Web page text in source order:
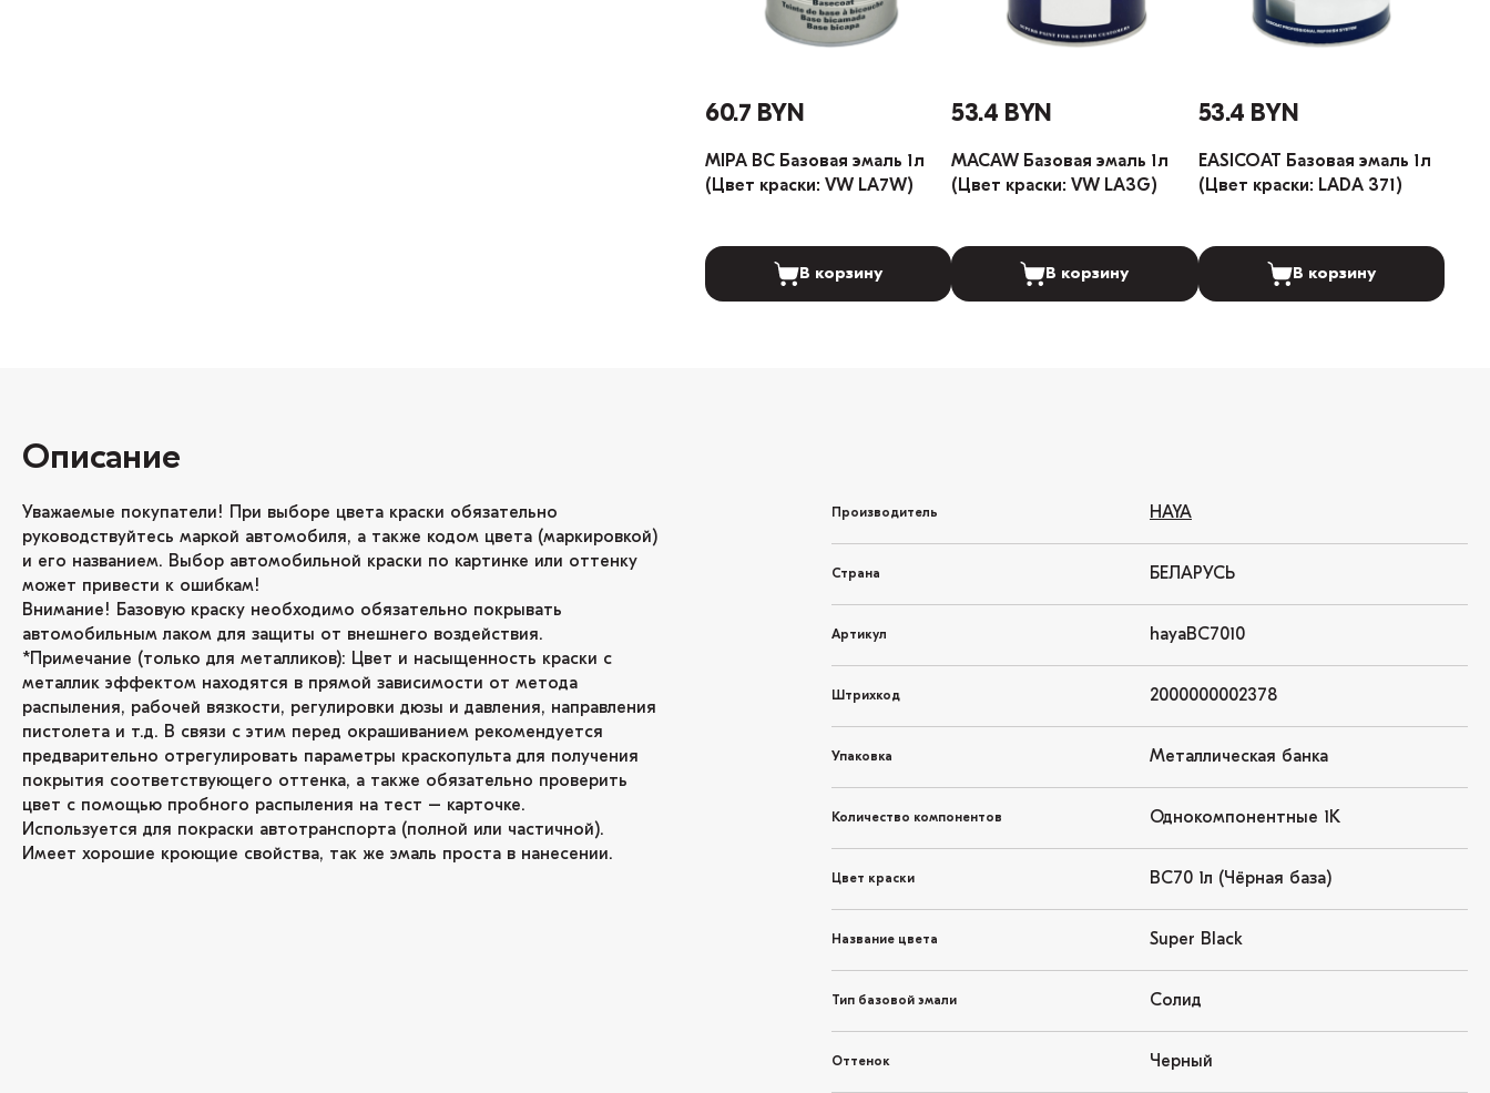
60.7 BYN
MIPA BC Базовая эмаль 1л
(Цвет краски: VW LA7W)
В корзину
53.4 BYN
MACAW Базовая эмаль 1л
(Цвет краски: VW LA3G)
В корзину
53.4 BYN
EASICOAT Базовая эмаль 1л
(Цвет краски: LADA 371)
В корзину
Описание
Уважаемые покупатели! При выборе цвета краски обязательно
руководствуйтесь маркой автомобиля, а также кодом цвета (маркировкой)
и его названием. Выбор автомобильной краски по картинке или оттенку
может привести к ошибкам!
Внимание! Базовую краску необходимо обязательно покрывать
автомобильным лаком для защиты от внешнего воздействия.
*Примечание (только для металликов): Цвет и насыщенность краски с
металлик эффектом находятся в прямой зависимости от метода
распыления, рабочей вязкости, регулировки дюзы и давления, направления
пистолета и т.д. В связи с этим перед окрашиванием рекомендуется
предварительно отрегулировать параметры краскопульта для получения
покрытия соответствующего оттенка, а также обязательно проверить
цвет с помощью пробного распыления на тест – карточке.
Используется для покраски автотранспорта (полной или частичной).
Имеет хорошие кроющие свойства, так же эмаль проста в нанесении.
Производитель HAYA
Страна БЕЛАРУСЬ
Артикул hayaBC7010
Штрихкод 2000000002378
Упаковка Металлическая банка
Количество компонентов Однокомпонентные 1K
Цвет краски BC70 1л (Чёрная база)
Название цвета Super Black
Тип базовой эмали Солид
Оттенок Черный